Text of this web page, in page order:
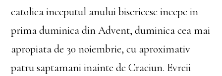
catolica inceputul anului bisericesc incepe in
prima duminica din Advent, duminica cea mai
apropiata de 30 noiembrie, cu aproximativ
patru saptamani inainte de Craciun. Evreii